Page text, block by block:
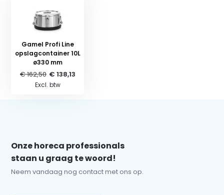
Gamel Profi Line
opslagcontainer 10L
ø330 mm
€ 162,50 € 138,13
Excl. btw
Onze horeca professionals
staan u graag te woord!
Neem vandaag nog contact met ons op.